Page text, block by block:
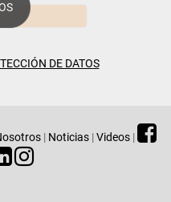
DE DATOS
| Noticias |Videos |